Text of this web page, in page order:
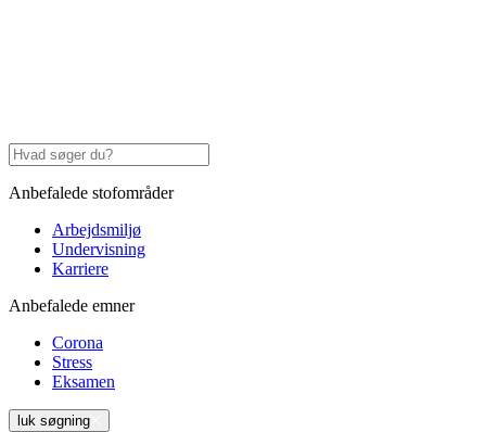
Anbefalede stofområder
Arbejdsmiljø
Undervisning
Karriere
Anbefalede emner
Corona
Stress
Eksamen
luk søgning